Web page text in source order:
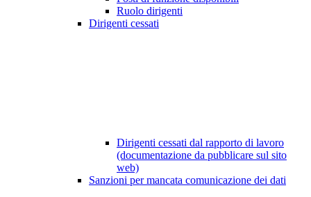
Ruolo dirigenti
Dirigenti cessati
Dirigenti cessati dal rapporto di lavoro
(documentazione da pubblicare sul sito
web)
Sanzioni per mancata comunicazione dei dati